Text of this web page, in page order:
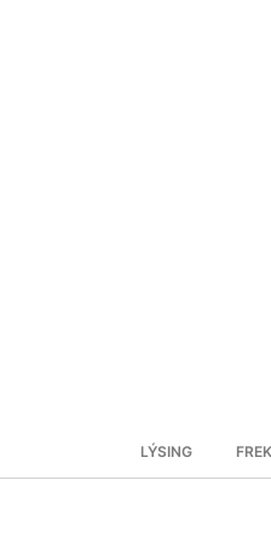
LÝSING